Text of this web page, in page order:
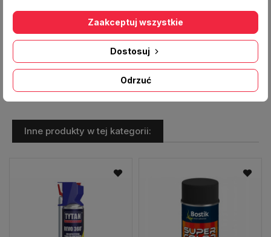
Nanieść preparat bezpośrednio na nalepkę
która ma być usunięta, nadmiar preparatu
zetrzeć. Po około 3 minutach usun? ć nalepkę.
Pojemność 400 ml
Inne produkty w tej kategorii:
Odrzuć
Dostosuj
Zaakceptuj wszystkie